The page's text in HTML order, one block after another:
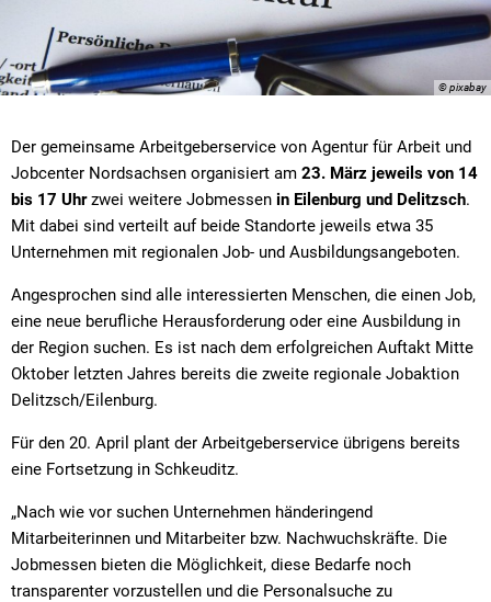
© pixabay
Der gemeinsame Arbeitgeberservice von Agentur für Arbeit und
Jobcenter Nordsachsen organisiert am 23. März jeweils von 14
bis 17 Uhrzwei weitere Jobmessen in Eilenburg und Delitzsch.
Mit dabei sind verteilt auf beide Standorte jeweils etwa 35
Unternehmen mit regionalen Job- und Ausbildungsangeboten.
Angesprochen sind alle interessierten Menschen, die einen Job,
eine neue berufliche Herausforderung oder eine Ausbildung in
der Region suchen. Es ist nach dem erfolgreichen Auftakt Mitte
Oktober letzten Jahres bereits die zweite regionale Jobaktion
Delitzsch/Eilenburg.
Für den 20. April plant der Arbeitgeberservice übrigens bereits
eine Fortsetzung in Schkeuditz.
„Nach wie vor suchen Unternehmen händeringend
Mitarbeiterinnen und Mitarbeiter bzw. Nachwuchskräfte. Die
Jobmessen bieten die Möglichkeit, diese Bedarfe noch
transparenter vorzustellen und die Personalsuche zu